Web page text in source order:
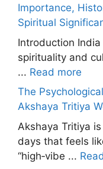
Importance,
Spiritual
Introduction
spirituality and
... Read more
The
Akshaya Tritiya
Akshaya Tritiya
days that feels
“high‑vibe ...